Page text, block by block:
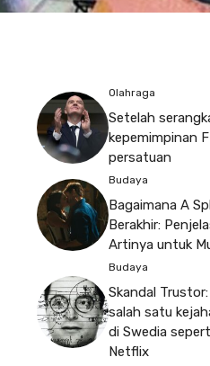
Olahraga
Setelah
kepemimpinan
persatuan
Budaya
Bagaimana A
Berakhir:
Artinya untuk
Budaya
Skandal
salah satu
di Swedia
Netflix